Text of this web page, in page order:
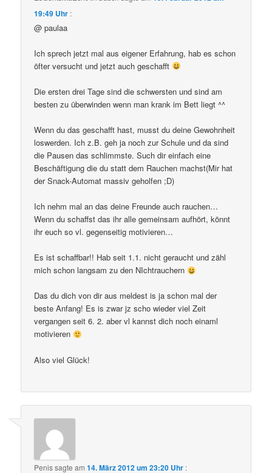
19:49 Uhr :
@ paulaa
Ich sprech jetzt mal aus eigener Erfahrung, hab es schon
öfter versucht und jetzt auch geschafft
Die ersten drei Tage sind die schwersten und sind am
besten zu überwinden wenn man krank im Bett liegt ^^
Wenn du das geschafft hast, musst du deine Gewohnheit
loswerden. Ich z.B. geh ja noch zur Schule und da sind
die Pausen das schlimmste. Such dir einfach eine
Beschäftigung die du statt dem Rauchen machst(Mir hat
der Snack-Automat massiv geholfen ;D)
Ich nehm mal an das deine Freunde auch rauchen…
Wenn du schaffst das ihr alle gemeinsam aufhört, könnt
ihr euch so vl. gegenseitig motivieren…
Es ist schaffbar!! Hab seit 1.1. nicht geraucht und zähl
mich schon langsam zu den NIchtrauchern
Das du dich von dir aus meldest is ja schon mal der
beste Anfang! Es is zwar jz scho wieder viel Zeit
vergangen seit 6. 2. aber vl kannst dich noch einaml
motivieren
Also viel Glück!
Penissagte am14. März 2012 um 23:20 Uhr :